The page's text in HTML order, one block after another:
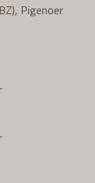
Pigenoer